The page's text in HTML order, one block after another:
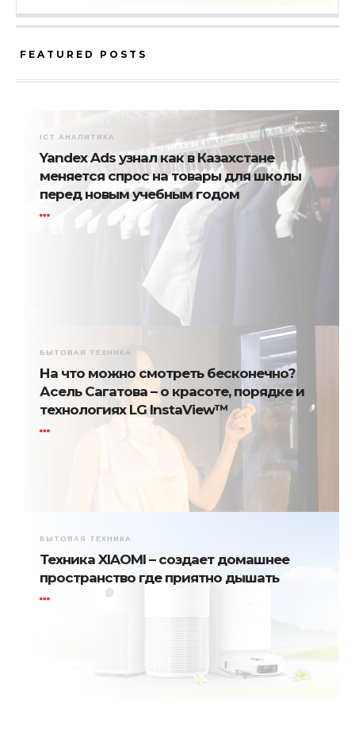
FEATURED POSTS
ICT АНАЛИТИКА
Yandex Ads узнал как в Казахстане
меняется спрос на товары для школы
перед новым учебным годом
БЫТОВАЯ ТЕХНИКА
На что можно смотреть бесконечно?
Асель Сагатова – о красоте, порядке и
технологиях LG InstaView™
БЫТОВАЯ ТЕХНИКА
Техника XIAOMI – создает домашнее
пространство где приятно дышать